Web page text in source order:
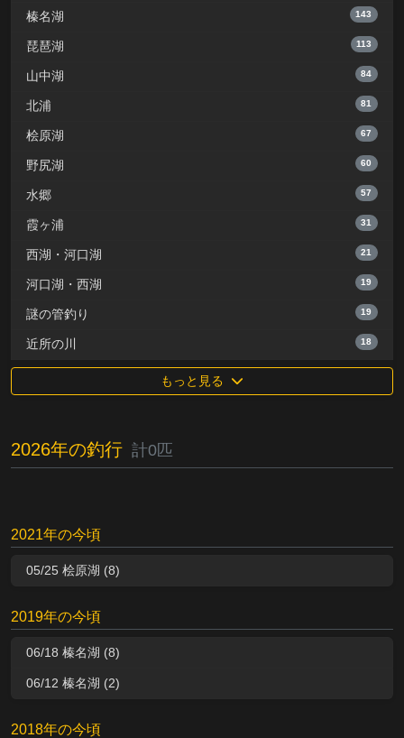
榛名湖 143
琵琶湖 113
山中湖 84
北浦 81
桧原湖 67
野尻湖 60
水郷 57
霞ヶ浦 31
西湖・河口湖 21
河口湖・西湖 19
謎の管釣り 19
近所の川 18
もっと見る
2026年の釣行 計0匹
2021年の今頃
05/25 桧原湖 (8)
2019年の今頃
06/18 榛名湖 (8)
06/12 榛名湖 (2)
2018年の今頃